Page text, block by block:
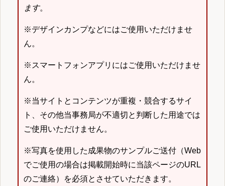
ます。
※デザインカンプなどにはご使用いただけませ
ん。
※スマートフォンアプリにはご使用いただけませ
ん。
※当サイトとコンテンツが重複・競合するサイ
ト、その他当事務局が不適切と判断した用途では
ご使用いただけません。
※写真を使用した成果物のサンプルご送付（Web
でご使用の場合は掲載開始時に当該ページのURL
のご連絡）を必須とさせていただきます。